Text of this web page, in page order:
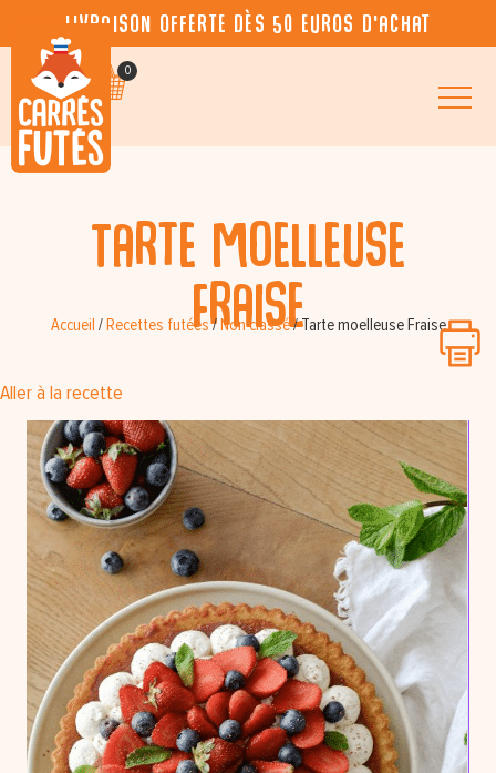
Livraison offerte dès 50 euros d’achat
0
Tarte moelleuse
Fraise
Accueil / Recettes futées/ Non classé/Tarte moelleuse Fraise
Aller à la recette